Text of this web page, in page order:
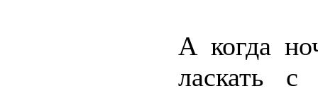
А когда
ласкать